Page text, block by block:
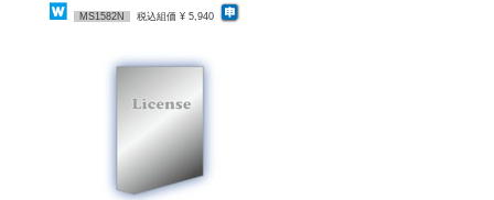
MS1582N 税込組価 ¥ 5,940